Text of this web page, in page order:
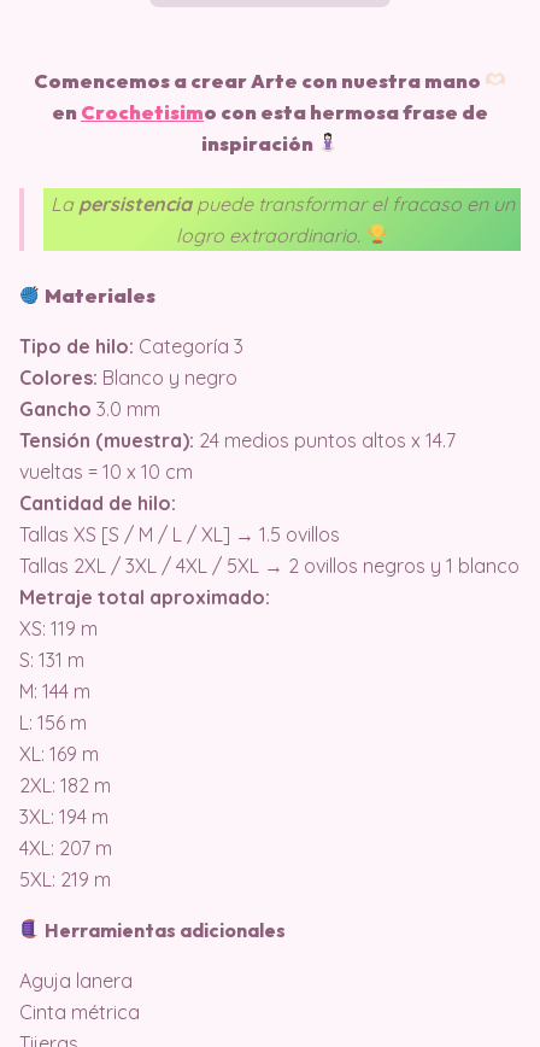
Comencemos a crear Arte con nuestra mano
en Crochetisimo con esta hermosa frase de
inspiración
La persistenciapuede transformar el fracaso en un
logro extraordinario.
Materiales
Tipo de hilo: Categoría 3
Colores: Blanco y negro
Gancho 3.0 mm
Tensión (muestra): 24 medios puntos altos x 14.7
vueltas = 10 x 10 cm
Cantidad de hilo:
Tallas XS [S / M / L / XL] → 1.5 ovillos
Tallas 2XL / 3XL / 4XL / 5XL → 2 ovillos negros y 1 blanco
Metraje total aproximado:
XS: 119 m
S: 131 m
M: 144 m
L: 156 m
XL: 169 m
2XL: 182 m
3XL: 194 m
4XL: 207 m
5XL: 219 m
Herramientas adicionales
Aguja lanera
Cinta métrica